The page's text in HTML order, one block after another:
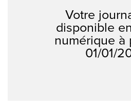
Votre
disponible
numérique à
01/01/